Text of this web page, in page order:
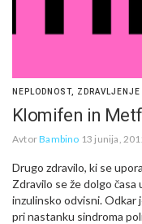
NEPLODNOST, ZDRAVLJENJE
Klomifen in
AvtorBambino 13 junija,
Drugo zdravilo, ki se
Zdravilo se že dolgo
inzulinsko odvisni. Odkar
pri nastanku sindroma